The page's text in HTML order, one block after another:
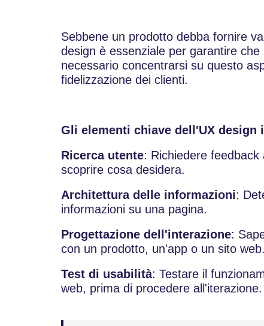
Sebbene un prodotto debba fornire
design è essenziale per garantire
necessario concentrarsi su questo
fidelizzazione dei clienti.
Gli elementi chiave dell'UX design
Ricerca utente: Richiedere
scoprire cosa desidera.
Architettura delle informazioni:
informazioni su una pagina.
Progettazione dell'interazione:
con un prodotto, un'app o un sito web.
Test di usabilità: Testare il
web, prima di procedere all'iterazione.